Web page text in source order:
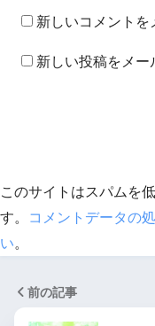
新しいコメントを
新しい投稿をメー
このサイトはスパムを
す。
コメントデータの
い。
前の記事